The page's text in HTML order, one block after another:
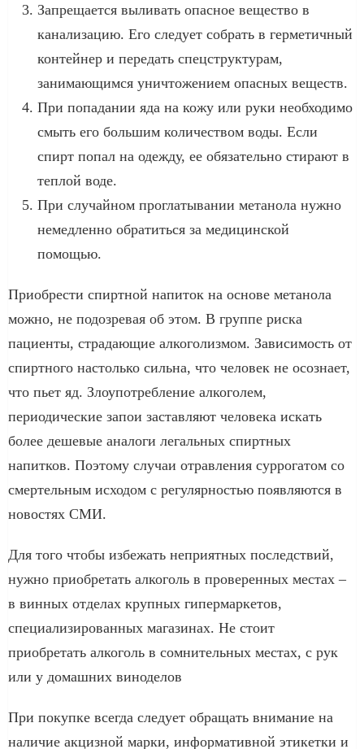
Запрещается выливать опасное вещество в
канализацию. Его следует собрать в герметичный
контейнер и передать спецструктурам,
занимающимся уничтожением опасных веществ.
При попадании яда на кожу или руки необходимо
смыть его большим количеством воды. Если
спирт попал на одежду, ее обязательно стирают в
теплой воде.
При случайном проглатывании метанола нужно
немедленно обратиться за медицинской
помощью.
Приобрести спиртной напиток на основе метанола
можно, не подозревая об этом. В группе риска
пациенты, страдающие алкоголизмом. Зависимость от
спиртного настолько сильна, что человек не осознает,
что пьет яд. Злоупотребление алкоголем,
периодические запои заставляют человека искать
более дешевые аналоги легальных спиртных
напитков. Поэтому случаи отравления суррогатом со
смертельным исходом с регулярностью появляются в
новостях СМИ.
Для того чтобы избежать неприятных последствий,
нужно приобретать алкоголь в проверенных местах –
в винных отделах крупных гипермаркетов,
специализированных магазинах. Не стоит
приобретать алкоголь в сомнительных местах, с рук
или у домашних виноделов
При покупке всегда следует обращать внимание на
наличие акцизной марки, информативной этикетки и